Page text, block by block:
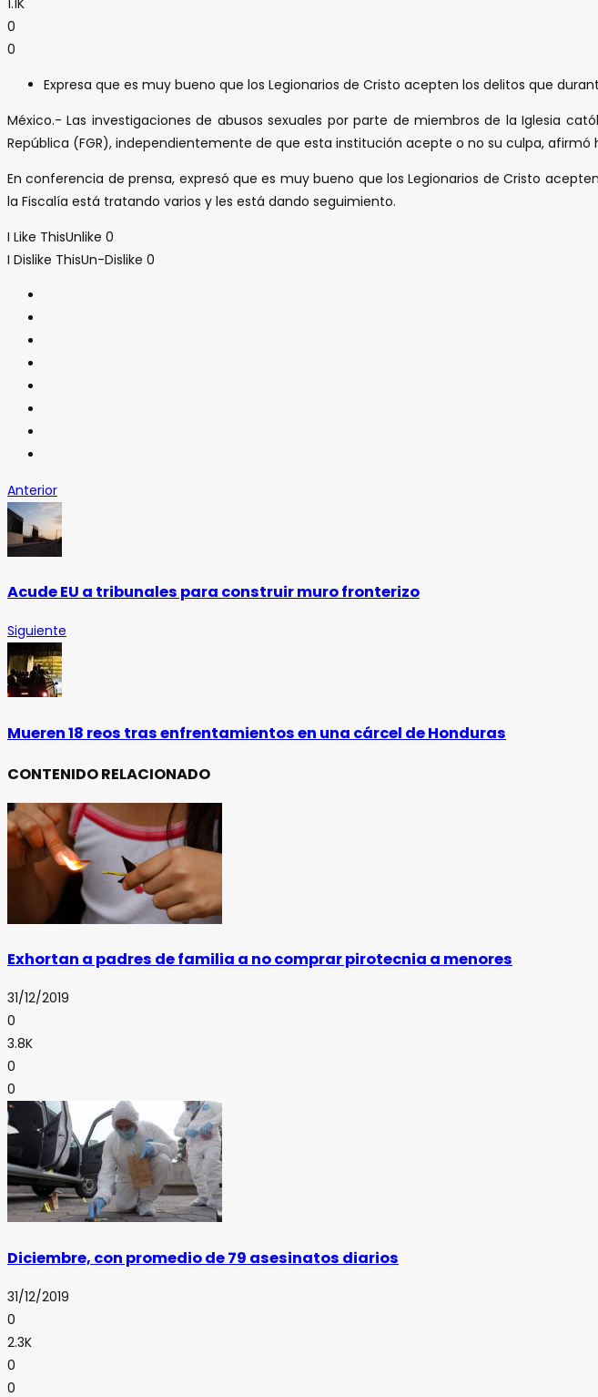
0
0
Expresa que es muy bueno que los Legionarios de Cristo acepten los delitos que
México.- Las investigaciones de abusos sexuales por parte de miembros de la Iglesia
República (FGR), independientemente de que esta institución acepte o no su culpa, afirmó
En conferencia de prensa, expresó que es muy bueno que los Legionarios de Cristo
la Fiscalía está tratando varios y les está dando seguimiento.
I Like ThisUnlike 0
I Dislike ThisUn-Dislike 0
Anterior
Acude EU a tribunales para construir muro fronterizo
Siguiente
Mueren 18 reos tras enfrentamientos en una cárcel de Honduras
CONTENIDO RELACIONADO
Exhortan a padres de familia a no comprar pirotecnia a menores
31/12/2019
0
3.8K
0
0
Diciembre, con promedio de 79 asesinatos diarios
31/12/2019
0
2.3K
0
0